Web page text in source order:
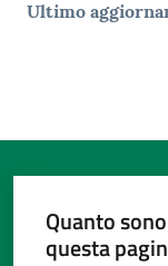
Ultimo
Quanto
questa